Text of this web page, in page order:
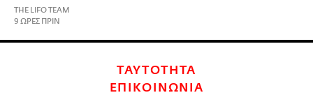
THE LIFO TEAM
9 ΩΡΕΣ ΠΡΙΝ
ΤΑΥΤΟΤΗΤΑ
ΕΠΙΚΟΙΝΩΝΙΑ